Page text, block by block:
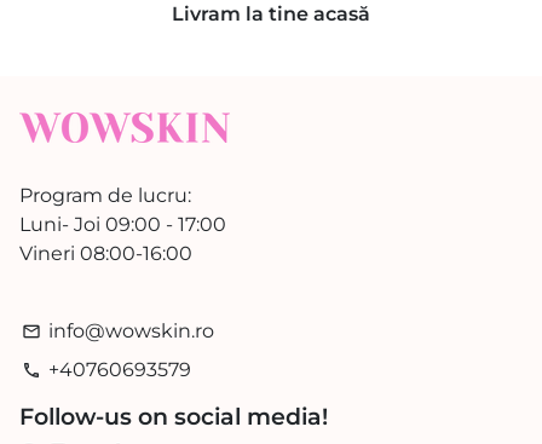
Livram la tine acasă
Program de lucru:
Luni- Joi 09:00 - 17:00
Vineri 08:00-16:00
email info@wowskin.ro
phone +40760693579
Follow-us on social media!